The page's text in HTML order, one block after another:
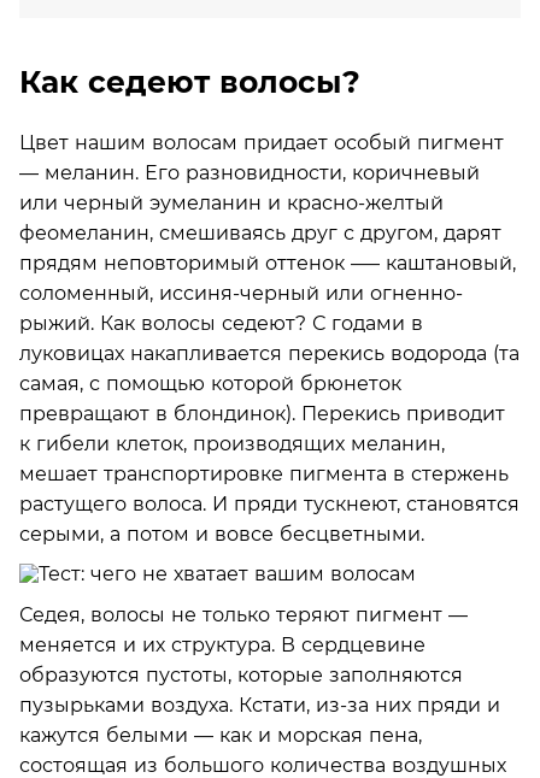
Как седеют волосы?
Цвет нашим волосам придает особый пигмент
— меланин. Его разновидности, коричневый
или черный эумеланин и красно-желтый
феомеланин, смешиваясь друг с другом, дарят
прядям неповторимый оттенок —– каштановый,
соломенный, иссиня-черный или огненно-
рыжий. Как волосы седеют? С годами в
луковицах накапливается перекись водорода (та
самая, с помощью которой брюнеток
превращают в блондинок). Перекись приводит
к гибели клеток, производящих меланин,
мешает транспортировке пигмента в стержень
растущего волоса. И пряди тускнеют, становятся
серыми, а потом и вовсе бесцветными.
Седея, волосы не только теряют пигмент —
меняется и их структура. В сердцевине
образуются пустоты, которые заполняются
пузырьками воздуха. Кстати, из-за них пряди и
кажутся белыми — как и морская пена,
состоящая из большого количества воздушных